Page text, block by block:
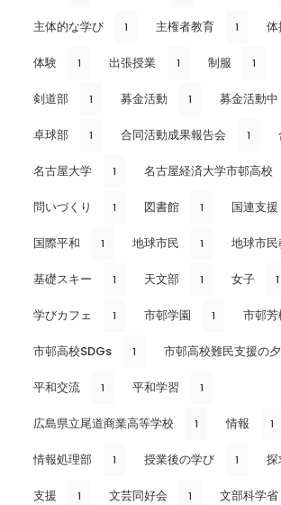
主体的な学び 1 主権者教育 1
体験 1 出張授業 1 制服 1
剣道部 1 募金活動 1 募金活動中
卓球部 1 合同活動成果報告会 1
名古屋大学 1 名古屋経済大学市邨高校
問いづくり 1 図書館 1 国連支援
国際平和 1 地球市民 1 地球市
基礎スキー 1 天文部 1 女子 1
学びカフェ 1 市邨学園 1 市邨
市邨高校SDGs 1 市邨高校難民支援の
平和交流 1 平和学習 1
広島県立尾道商業高等学校 1 情報 1
情報処理部 1 授業後の学び 1 探
支援 1 文芸同好会 1 文部科学省